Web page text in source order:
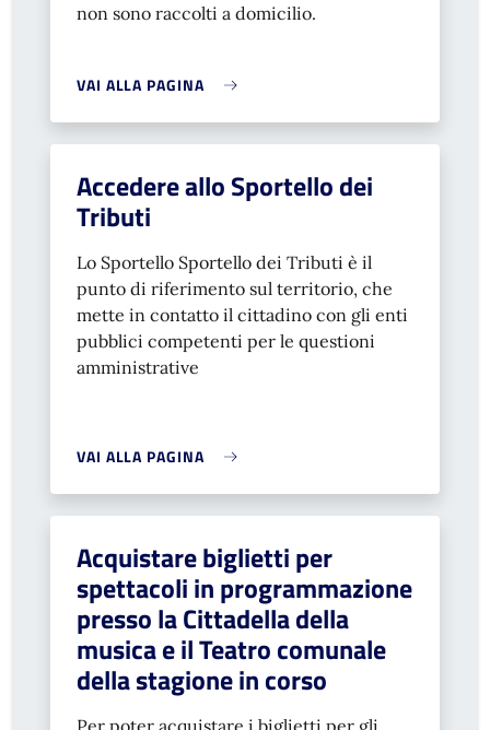
non sono raccolti a domicilio.
VAI ALLA PAGINA
Accedere allo Sportello dei
Tributi
Lo Sportello Sportello dei Tributi è il
punto di riferimento sul territorio, che
mette in contatto il cittadino con gli enti
pubblici competenti per le questioni
amministrative
VAI ALLA PAGINA
Acquistare biglietti per
spettacoli in programmazione
presso la Cittadella della
musica e il Teatro comunale
della stagione in corso
Per poter acquistare i biglietti per gli